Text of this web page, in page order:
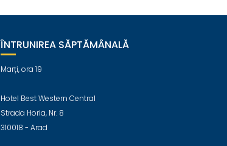
ÎNTRUNIREA SĂPTĂMÂNALĂ
Marți, ora 19
Hotel Best Western Central
Strada Horia, Nr. 8
310018 - Arad